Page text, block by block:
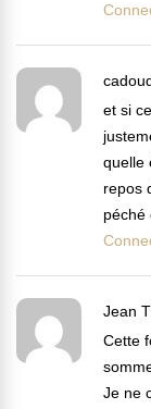
et si
quelle
repos
péché
Jean
Cette
Je ne